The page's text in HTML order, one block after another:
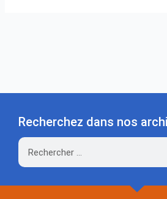
Recherchez dans nos
Rechercher